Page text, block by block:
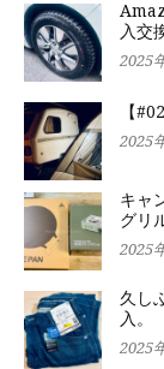
入交
2025
【
2025
キャ
グリ
2025
久し
入。
2025